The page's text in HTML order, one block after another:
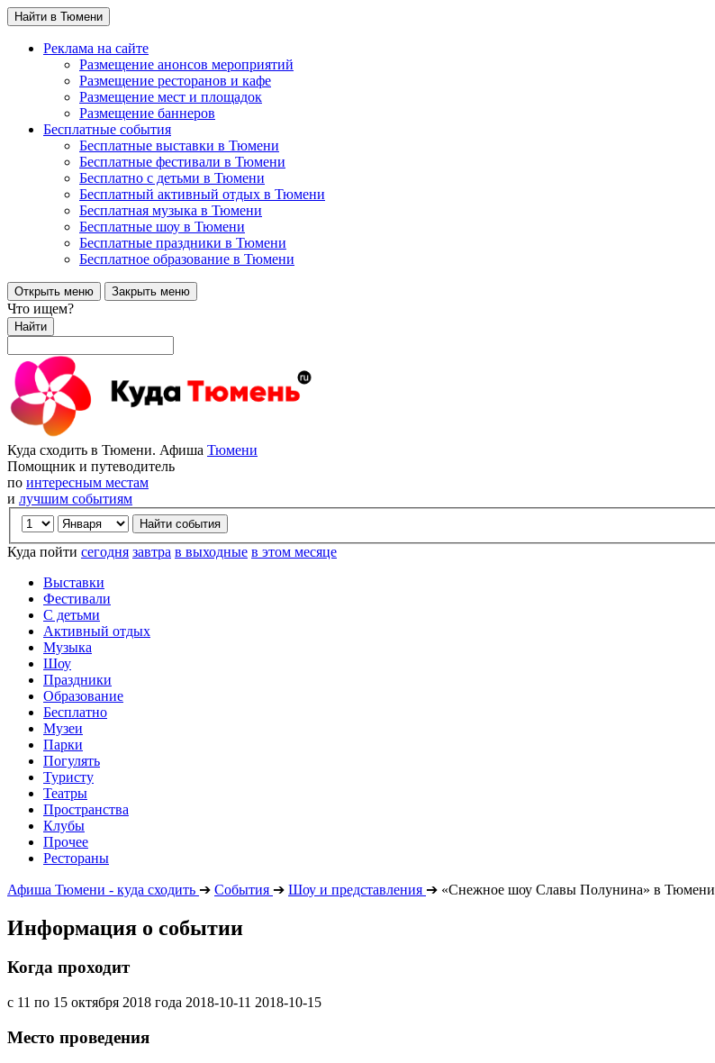
Найти в Тюмени
Реклама на сайте
Размещение анонсов мероприятий
Размещение ресторанов и кафе
Размещение мест и площадок
Размещение баннеров
Бесплатные события
Бесплатные выставки в Тюмени
Бесплатные фестивали в Тюмени
Бесплатно с детьми в Тюмени
Бесплатный активный отдых в Тюмени
Бесплатная музыка в Тюмени
Бесплатные шоу в Тюмени
Бесплатные праздники в Тюмени
Бесплатное образование в Тюмени
Открыть меню Закрыть меню
Что ищем?
Найти
Куда сходить в Тюмени. Афиша Тюмени
Помощник и путеводитель
по интересным местам
и лучшим событиям
Куда пойти сегодня завтра в выходные в этом месяце
Выставки
Фестивали
С детьми
Активный отдых
Музыка
Шоу
Праздники
Образование
Бесплатно
Музеи
Парки
Погулять
Туристу
Театры
Пространства
Клубы
Прочее
Рестораны
Афиша Тюмени - куда сходить ➔ События ➔ Шоу и представления ➔ «Снежное шоу Славы Полунина» в Тюмени
Информация о событии
Когда проходит
с 11 по 15 октября 2018 года 2018-10-11 2018-10-15
Место проведения